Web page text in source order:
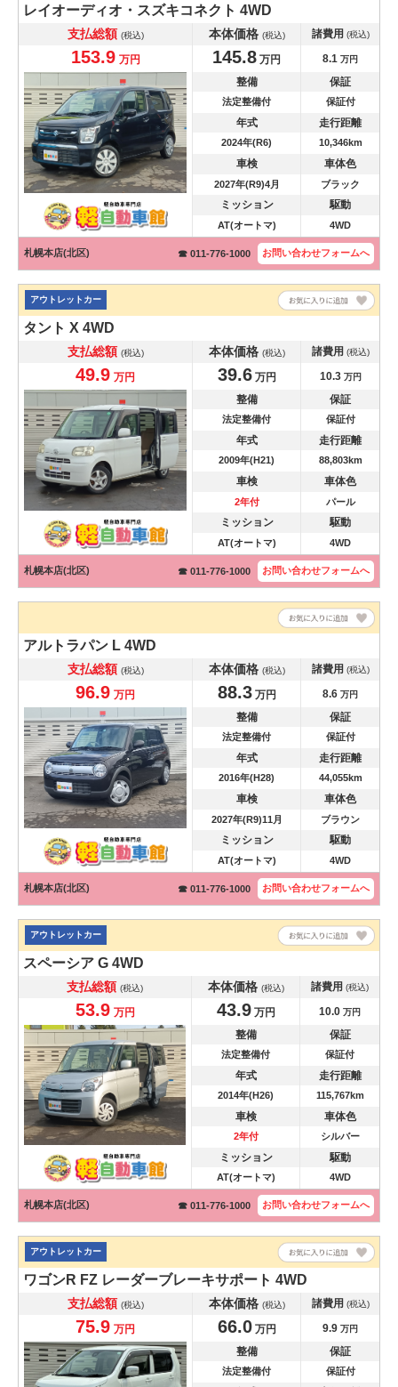
レイオーディオ・スズキコネクト 4WD
支払総額 (税込) 本体価格 (税込) 諸費用 (税込)
153.9 万円 145.8 万円 8.1 万円
整備 保証
法定整備付 保証付
年式 走行距離
2024年(R6) 10,346km
車検 車体色
2027年(R9)4月 ブラック
ミッション 駆動
AT(オートマ) 4WD
札幌本店(北区) ☎ 011-776-1000 お問い合わせフォームへ
アウトレットカー
タント X 4WD
支払総額 (税込) 本体価格 (税込) 諸費用 (税込)
49.9 万円 39.6万円 10.3万円
整備 保証
法定整備付 保証付
年式 走行距離
2009年(H21) 88,803km
車検 車体色
2年付 パール
ミッション 駆動
AT(オートマ) 4WD
札幌本店(北区) ☎ 011-776-1000 お問い合わせフォームへ
アルトラパン L 4WD
支払総額 (税込) 本体価格 (税込) 諸費用 (税込)
96.9 万円 88.3万円 8.6 万円
整備 保証
法定整備付 保証付
年式 走行距離
2016年(H28) 44,055km
車検 車体色
2027年(R9)11月 ブラウン
ミッション 駆動
AT(オートマ) 4WD
札幌本店(北区) ☎ 011-776-1000 お問い合わせフォームへ
アウトレットカー
スペーシア G 4WD
支払総額 (税込) 本体価格 (税込) 諸費用 (税込)
53.9 万円 43.9万円 10.0 万円
整備 保証
法定整備付 保証付
年式 走行距離
2014年(H26) 115,767km
車検 車体色
2年付 シルバー
ミッション 駆動
AT(オートマ) 4WD
札幌本店(北区) ☎ 011-776-1000 お問い合わせフォームへ
アウトレットカー
ワゴンR FZ レーダーブレーキサポート 4WD
支払総額 (税込) 本体価格 (税込) 諸費用 (税込)
75.9 万円 66.0万円 9.9 万円
整備 保証
法定整備付 保証付